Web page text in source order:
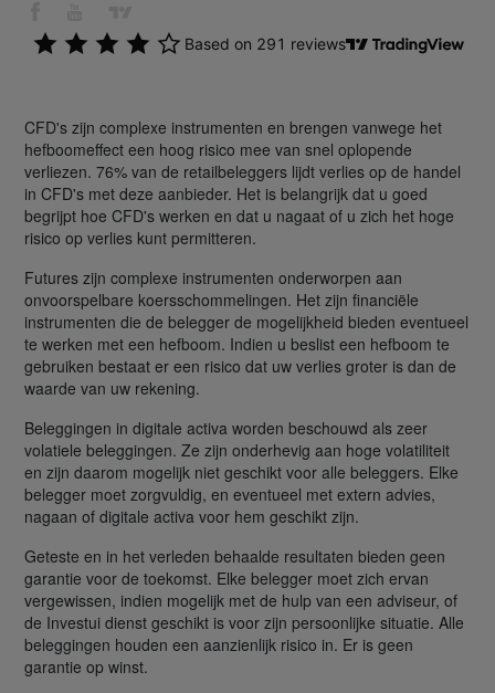
CFD's zijn complexe instrumenten en brengen vanwege het
hefboomeffect een hoog risico mee van snel oplopende
verliezen. 76% van de retailbeleggers lijdt verlies op de handel
in CFD's met deze aanbieder. Het is belangrijk dat u goed
begrijpt hoe CFD's werken en dat u nagaat of u zich het hoge
risico op verlies kunt permitteren.
Futures zijn complexe instrumenten onderworpen aan
onvoorspelbare koersschommelingen. Het zijn financiële
instrumenten die de belegger de mogelijkheid bieden eventueel
te werken met een hefboom. Indien u beslist een hefboom te
gebruiken bestaat er een risico dat uw verlies groter is dan de
waarde van uw rekening.
Beleggingen in digitale activa worden beschouwd als zeer
volatiele beleggingen. Ze zijn onderhevig aan hoge volatiliteit
en zijn daarom mogelijk niet geschikt voor alle beleggers. Elke
belegger moet zorgvuldig, en eventueel met extern advies,
nagaan of digitale activa voor hem geschikt zijn.
Geteste en in het verleden behaalde resultaten bieden geen
garantie voor de toekomst. Elke belegger moet zich ervan
vergewissen, indien mogelijk met de hulp van een adviseur, of
de Investui dienst geschikt is voor zijn persoonlijke situatie. Alle
beleggingen houden een aanzienlijk risico in. Er is geen
garantie op winst.